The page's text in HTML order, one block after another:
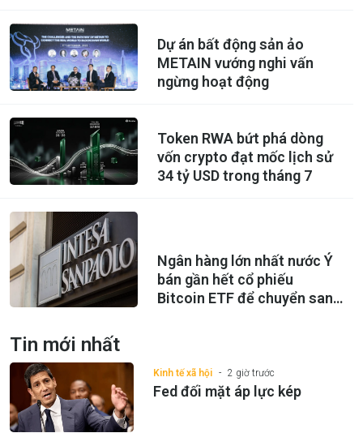
Dự án bất động sản ảo
METAIN vướng nghi vấn
ngừng hoạt động
Token RWA bứt phá dòng
vốn crypto đạt mốc lịch sử
34 tỷ USD trong tháng 7
Ngân hàng lớn nhất nước Ý
bán gần hết cổ phiếu
Bitcoin ETF để chuyển sang
Tin mới nhất
Kinh tế xã hội 2 giờ trước
Fed đối mặt áp lực kép